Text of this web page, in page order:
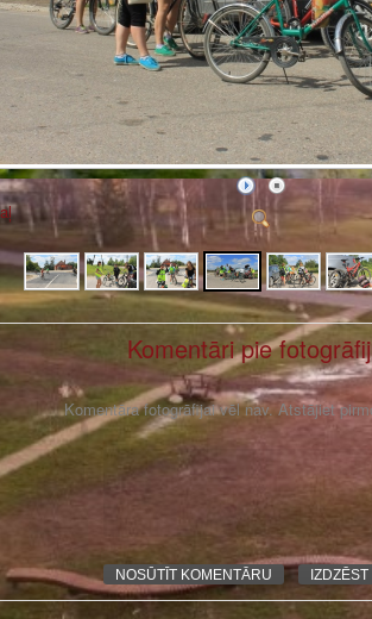
Komentāri pie
Komentāra fotogrāfijai vēl nav. Atstājiet